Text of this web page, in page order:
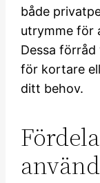
både
utrymme för
Dessa
för kortare
ditt behov.